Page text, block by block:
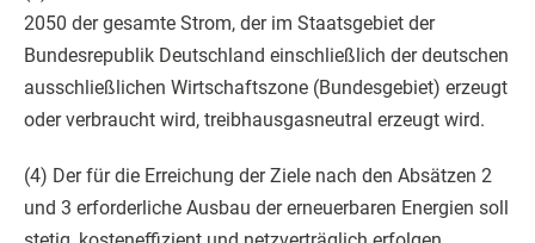
2050 der gesamte Strom, der im Staatsgebiet der
Bundesrepublik Deutschland einschließlich der deutschen
ausschließlichen Wirtschaftszone (Bundesgebiet) erzeugt
oder verbraucht wird, treibhausgasneutral erzeugt wird.
(4) Der für die Erreichung der Ziele nach den Absätzen 2
und 3 erforderliche Ausbau der erneuerbaren Energien soll